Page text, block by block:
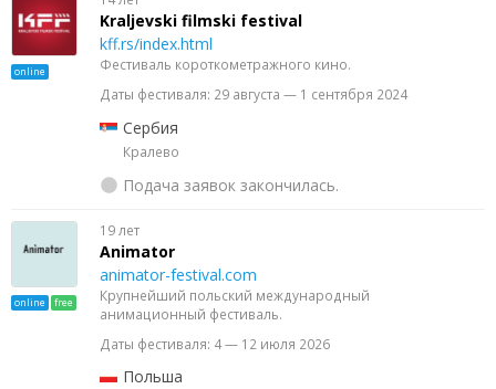
online
Kraljevski filmski festival
kff.rs/index.html
Фестиваль короткометражного кино.
Даты фестиваля: 29 августа — 1 сентября 2024
Сербия
Кралево
Подача заявок закончилась.
online free
19 лет
Animator
animator-festival.com
Крупнейший польский международный
анимационный фестиваль.
Даты фестиваля: 4 — 12 июля 2026
Польша